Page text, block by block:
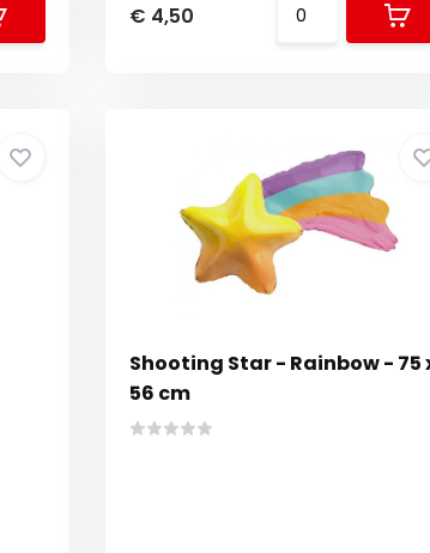
€ 4,50
Shooting Star - Rainbow - 75
56 cm